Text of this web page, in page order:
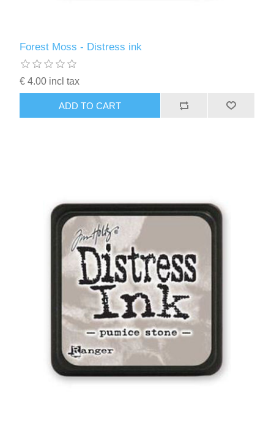
Forest Moss - Distress ink
€ 4.00 incl tax
ADD TO CART